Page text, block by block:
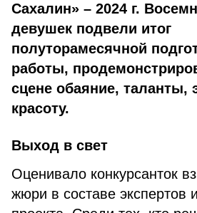
Сахалин» – 2024 г.
девушек подвели итог
полуторамесячной
работы,
сцене обаяние, таланты,
красоту.
Выход в свет
Оценивало конкурсанток
жюри в составе экспертов